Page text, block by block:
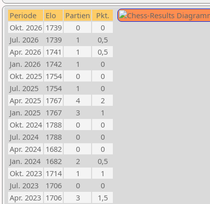
Periode Elo Partien
Pkt.
Okt. 2026 1739 0
0
Jul. 2026
1739 1
0,5
Apr. 2026 1741 1
0,5
Jan. 2026 1742 1
0
Okt. 2025 1754 0
0
Jul. 2025
1754 1
0
Apr. 2025 1767 4
2
Jan. 2025 1767 3
1
Okt. 2024 1788 0
0
Jul. 2024
1788 0
0
Apr. 2024 1682 0
0
Jan. 2024 1682 2
0,5
Okt. 2023 1714 1
1
Jul. 2023
1706 0
0
Apr. 2023 1706 3
1,5